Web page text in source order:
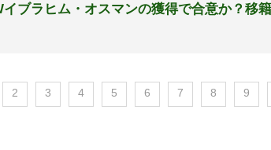
ブラヒム・オスマンの獲得で合意か？移
2 3 4 5 6 7 8 9